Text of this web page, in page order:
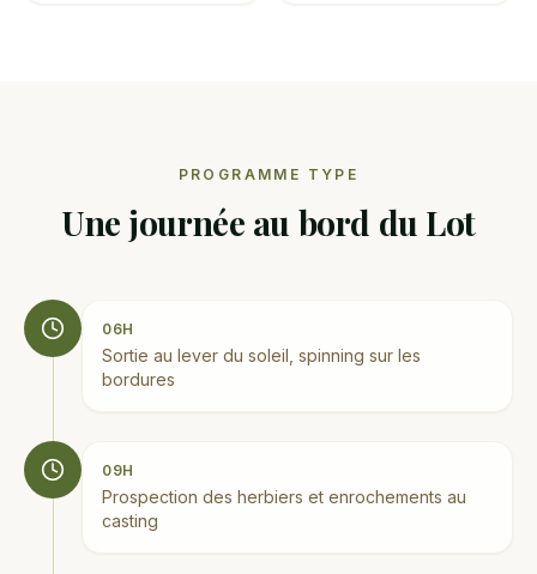
PROGRAMME TYPE
Une journée au bord du Lot
06H
Sortie au lever du soleil, spinning sur les
bordures
09H
Prospection des herbiers et enrochements au
casting